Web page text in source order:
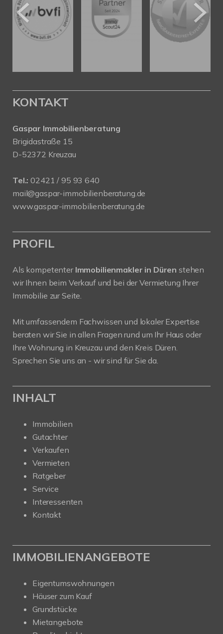
KONTAKT
Gaspar Immobilienberatung
Brigidastraße 15
D-52372 Kreuzau
Tel.: 02421 / 95 93 640
mail@gaspar-immobilienberatung.de
www.gaspar-immobilienberatung.de
PROFIL
Als kompetenter Immobilienmakler in Düren stehen
wir Ihnen beim Verkauf und bei der Vermietung Ihrer
Immobilie zur Seite.
Mit umfassendem Fachwissen und lokaler Expertise
beraten wir Sie in allen Fragen rund um Ihr Haus oder
Ihre Wohnung in Kreuzau und den Kreis Düren.
Sprechen Sie uns an - wir sind für Sie da.
INHALT
Immobilien
Gutachter
Verkaufen
Vermieten
Ratgeber
Service
Interessenten
Kontakt
IMMOBILIENANGEBOTE
Eigentumswohnungen
Häuser zum Kauf
Grundstücke
Mietangebote